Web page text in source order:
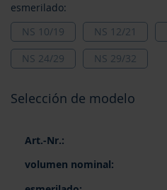
esmerilado:
NS 10/19
NS 12/21
NS 24/29
NS 29/32
Selección de modelo
artículos
agrupados